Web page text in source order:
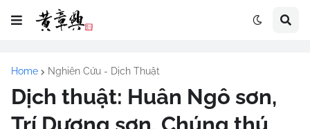
Home Nghiên Cứu - Dịch Thuật
Dịch thuật: Huân Ngô sơn,